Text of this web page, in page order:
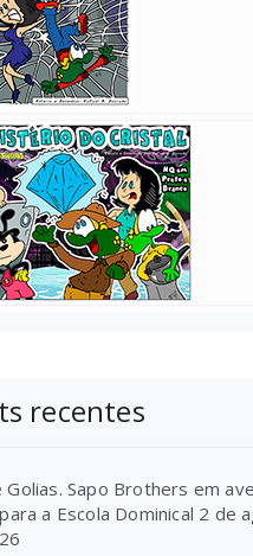
recentes
Golias. Sapo Brothers em
a Escola Dominical 2 de